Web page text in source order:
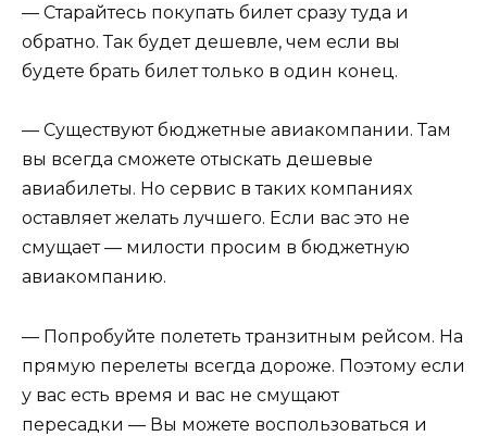
— Старайтесь покупать билет сразу туда и
обратно. Так будет дешевле, чем если вы
будете брать билет только в один конец.
— Существуют бюджетные авиакомпании. Там
вы всегда сможете отыскать дешевые
авиабилеты. Но сервис в таких компаниях
оставляет желать лучшего. Если вас это не
смущает — милости просим в бюджетную
авиакомпанию.
— Попробуйте полететь транзитным рейсом. На
прямую перелеты всегда дороже. Поэтому если
у вас есть время и вас не смущают
пересадки — Вы можете воспользоваться и